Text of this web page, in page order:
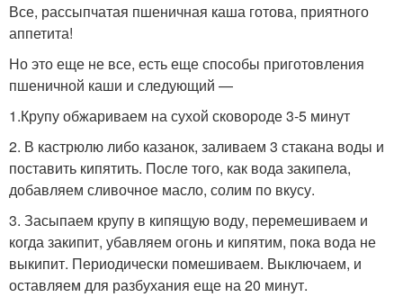
Все, рассыпчатая пшеничная каша готова, приятного
аппетита!
Но это еще не все, есть еще способы приготовления
пшеничной каши и следующий —
1.Крупу обжариваем на сухой сковороде 3-5 минут
2. В кастрюлю либо казанок, заливаем 3 стакана воды и
поставить кипятить. После того, как вода закипела,
добавляем сливочное масло, солим по вкусу.
3. Засыпаем крупу в кипящую воду, перемешиваем и
когда закипит, убавляем огонь и кипятим, пока вода не
выкипит. Периодически помешиваем. Выключаем, и
оставляем для разбухания еще на 20 минут.